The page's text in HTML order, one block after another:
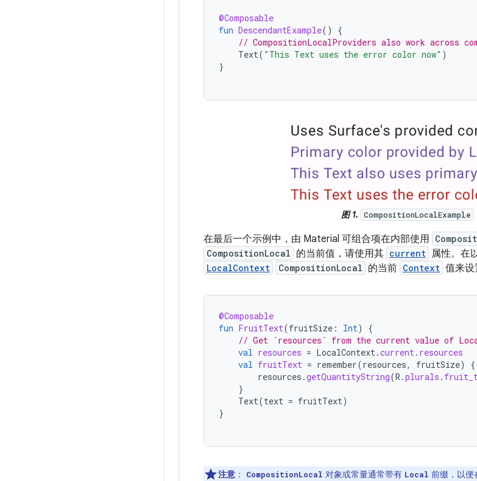
@Composable
fun DescendantExample()
{
// CompositionLocalProviders also work across
Text( "This Text uses the error color now" )
}
图 1. CompositionLocalExample
在最后一个示例中，由 Material 可组合项在内部使用
CompositionLocal 的当前值，请使用其 current 属性。在
LocalContext CompositionLocal 的当前 Context 值来设
@Composable
fun FruitText(fruitSize : Int)
{
// Get `resources` from the current value of
val resources = LocalContext.current. resources
val fruitText = remember(resources, fruitSize)
{
resources .getQuantityString(R .plurals .
}
Text(text = fruitText)
}
注意 ： CompositionLocal 对象或常量通常带有 Local 前缀，以便